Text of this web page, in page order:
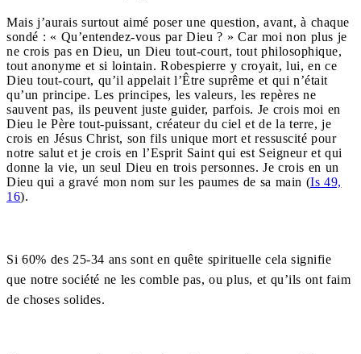
Mais j’aurais surtout aimé poser une question, avant, à chaque
sondé : « Qu’entendez-vous par Dieu ? » Car moi non plus je
ne crois pas en Dieu, un Dieu tout-court, tout philosophique,
tout anonyme et si lointain. Robespierre y croyait, lui, en ce
Dieu tout-court, qu’il appelait l’Être suprême et qui n’était
qu’un principe. Les principes, les valeurs, les repères ne
sauvent pas, ils peuvent juste guider, parfois. Je crois moi en
Dieu le Père tout-puissant, créateur du ciel et de la terre, je
crois en Jésus Christ, son fils unique mort et ressuscité pour
notre salut et je crois en l’Esprit Saint qui est Seigneur et qui
donne la vie, un seul Dieu en trois personnes. Je crois en un
Dieu qui a gravé mon nom sur les paumes de sa main (Is 49,
16).
Si 60% des 25-34 ans sont en quête spirituelle cela signifie
que notre société ne les comble pas, ou plus, et qu’ils ont faim
de choses solides.